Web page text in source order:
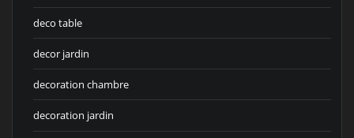
deco table
decor jardin
decoration chambre
decoration jardin